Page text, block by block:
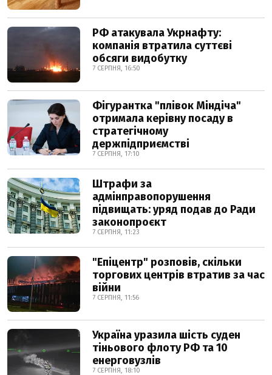
РФ атакувала Укрнафту:
компанія втратила суттєві
обсяги видобутку
7 СЕРПНЯ, 16:50
Фігурантка "плівок Міндіча"
отримала керівну посаду в
стратегічному
держпідприємстві
7 СЕРПНЯ, 17:10
Штрафи за
адмінправопорушення
підвищать: уряд подав до Ради
законопроєкт
7 СЕРПНЯ, 11:23
"Епіцентр" розповів, скільки
торгових центрів втратив за час
війни
7 СЕРПНЯ, 11:56
Україна уразила шість суден
тіньового флоту РФ та 10
енерговузлів
7 СЕРПНЯ, 18:10